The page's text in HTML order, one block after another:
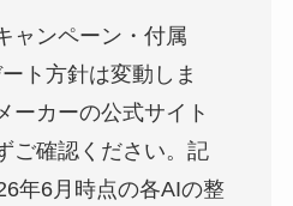
ャンペーン・付属
ト方針は変動しま
ーカーの公式サイト
ご確認ください。記
年6月時点の各AIの整